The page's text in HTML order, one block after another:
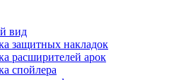
вид
защитных накладок
расширителей арок
спойлера